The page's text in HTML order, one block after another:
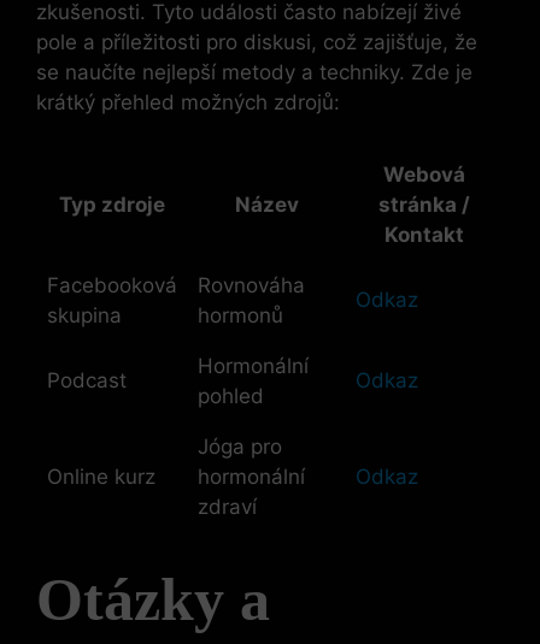
zkušenosti. Tyto události často nabízejí živé
pole a příležitosti pro diskusi, což zajišťuje, že
se naučíte nejlepší metody a techniky. Zde je
krátký přehled možných zdrojů:
Typ zdroje Název
Webová
stránka /
Kontakt
Facebooková
skupina
Rovnováha
hormonů
Odkaz
Podcast
Hormonální
pohled
Odkaz
Online kurz
Jóga pro
hormonální
zdraví
Odkaz
Otázky a